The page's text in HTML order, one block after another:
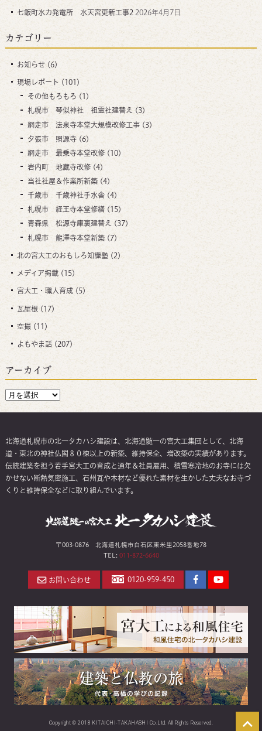
七飯町水力発電所 水天宮更新工事2 2026年4月7日
カテゴリー
お知らせ(6)
現場レポート (101)
その他もろもろ (1)
札幌市 琴似神社 祖霊社建替え(3)
網走市 法泉寺本堂大規模改修工事 (3)
夕張市 照源寺 (6)
網走市 最乗寺本堂改修 (10)
岩内町 地蔵寺改修 (4)
当社社屋＆作業所新築 (4)
千歳市 千歳神社手水舎 (4)
札幌市 経王寺本堂修繕 (15)
青森県 松源寺庫裏建替え (37)
札幌市 龍澤寺本堂新築 (7)
北の宮大工のおもしろ知識塾(2)
メディア掲載(15)
宮大工・職人育成(5)
瓦屋根 (17)
空撮(11)
よもやま話(207)
アーカイブ
北海道札幌市の北一タカハシ建設は、北海道髄一の宮大工集団として、北海
道・東北の神社仏閣８０棟以上の新築、維持保全、増改築の実績があります。
伝統建築を担う若手宮大工の育成と通年＆社員雇用、積雪寒冷地のお寺には欠
かせない断熱気密施工、石州瓦や木材など優れた素材を生かした丈夫なお寺づ
くりと維持保全などに取り組んでいます。
〒003-0876 北海道札幌市白石区東米里2058番地78
TEL: 011-872-6640
お問い合わせ 0120-959-450
Facebook
ペ
ジ
YouTube
チ
ン
ネ
ル
Copyright © 2018 KITAICHI-TAKAHASHI Co.Ltd. All Rights Reserved.